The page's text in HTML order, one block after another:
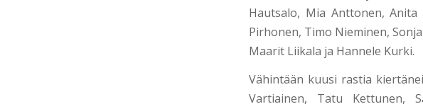
Hautsalo, Mia Anttonen, Anita
Pirhonen, Timo Nieminen,
Maarit Liikala ja Hannele Kurki.
Vähintään kuusi rastia
Vartiainen, Tatu Kettunen,